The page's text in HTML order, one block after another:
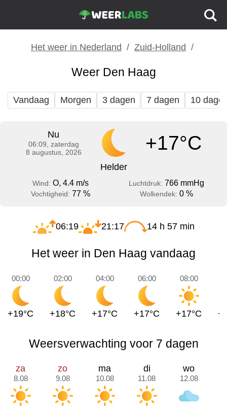
Het weer in Nederland Zuid-Holland
Weer Den Haag
Vandaag Morgen 3 dagen 7 dagen 10
Nu
06:09, zaterdag
8 augustus, 2026
+17°C
Helder
Wind: O, 4.4 m/s Luchtdruk: 766 mmHg
Vochtigheid: 77 % Wolkendek: 0 %
06:19 21:17 14 h 57 min
Het weer in Den Haag vandaag
00:00
+19°C
02:00
+18°C
04:00
+17°C
06:00
+17°C
08:00
+17°C
Weersverwachting voor 7 dagen
za
8.08
zo
9.08
ma
10.08
di
11.08
wo
12.08